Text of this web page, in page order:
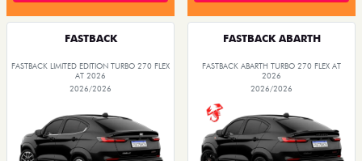
FASTBACK
FASTBACK LIMITED EDITION TURBO 270 FLEX
AT 2026
2026/2026
FASTBACK ABARTH
FASTBACK ABARTH TURBO 270 FLEX AT
2026
2026/2026